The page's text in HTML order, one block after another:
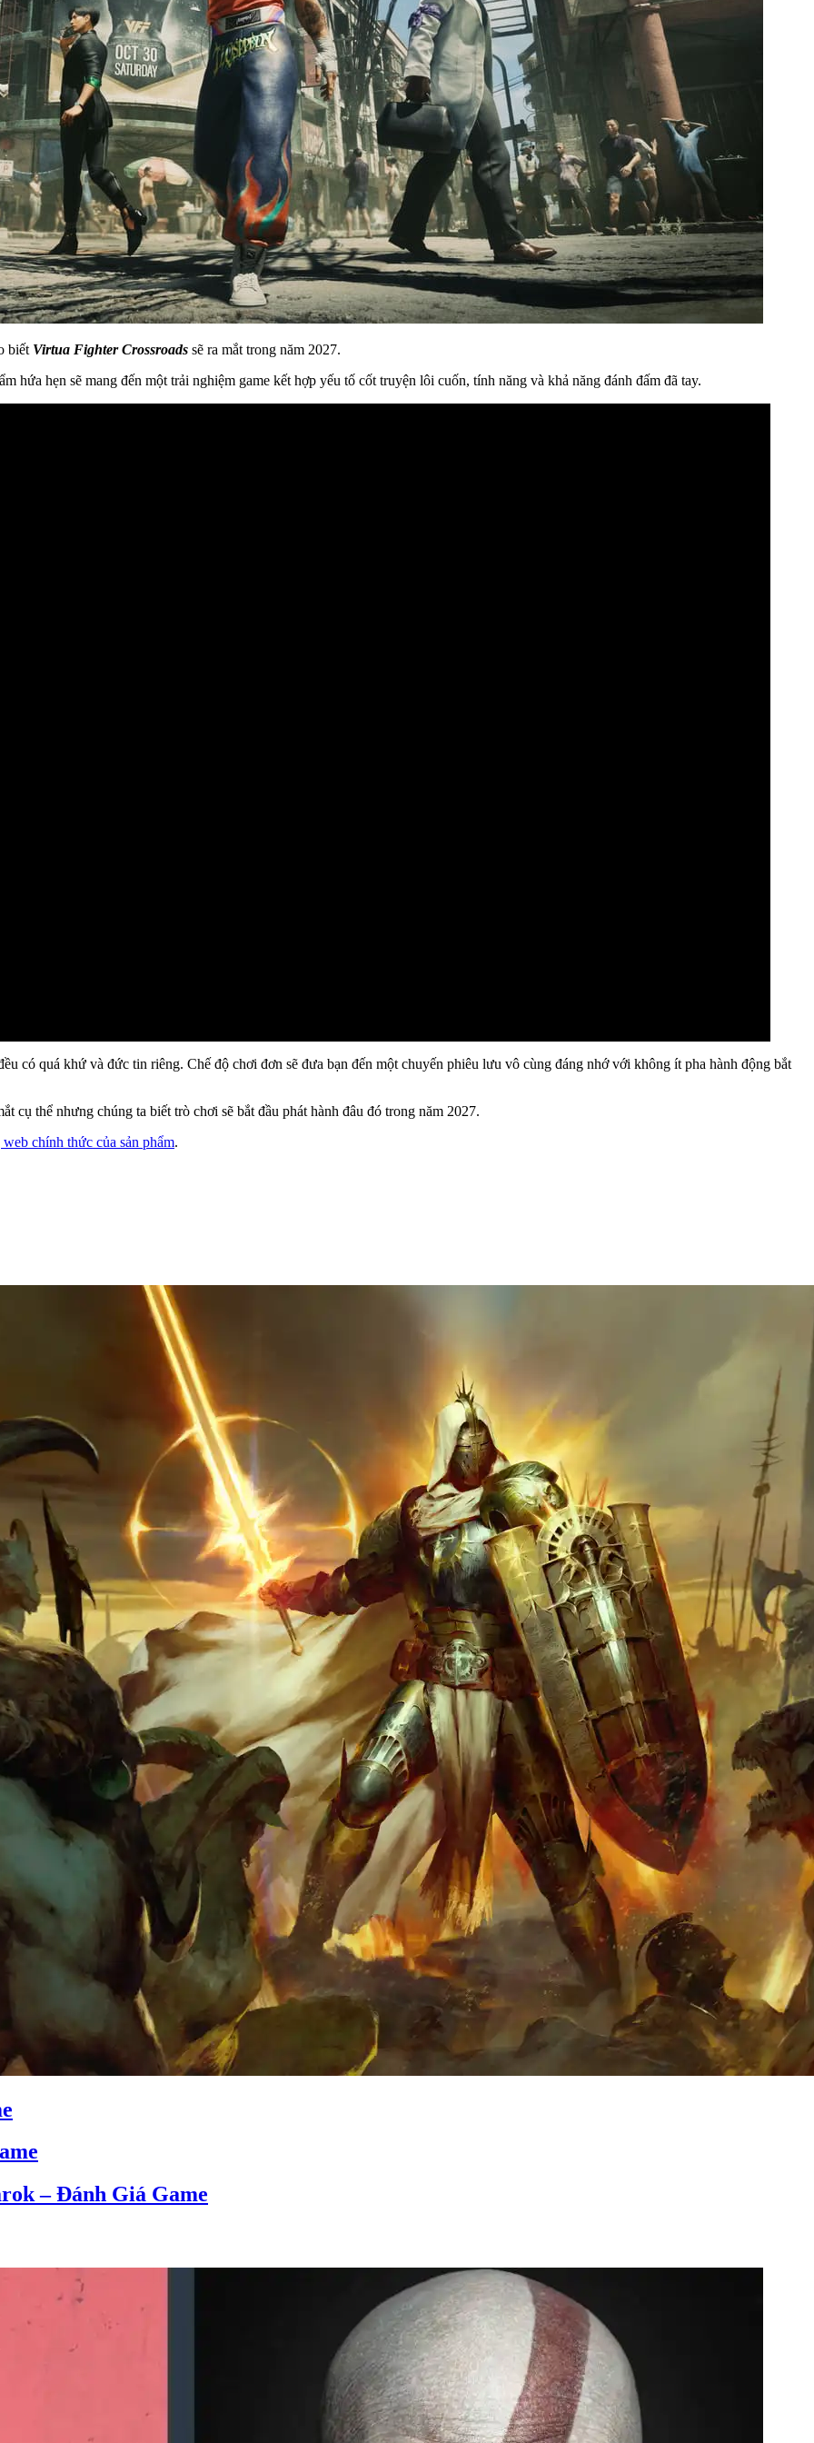
biết Virtua Fighter Crossroads sẽ ra mắt trong năm 2027.
hứa hẹn sẽ mang đến một trải nghiệm game kết hợp yếu tố cốt truyện lôi cuốn, tính năng và khả năng đánh đấm đã tay.
có quá khứ và đức tin riêng. Chế độ chơi đơn sẽ đưa bạn đến một chuyến phiêu lưu vô cùng đáng nhớ với không ít pha hành động bắt
cụ thể nhưng chúng ta biết trò chơi sẽ bắt đầu phát hành đâu đó trong năm 2027.
web chính thức của sản phẩm.
– Đánh Giá Game